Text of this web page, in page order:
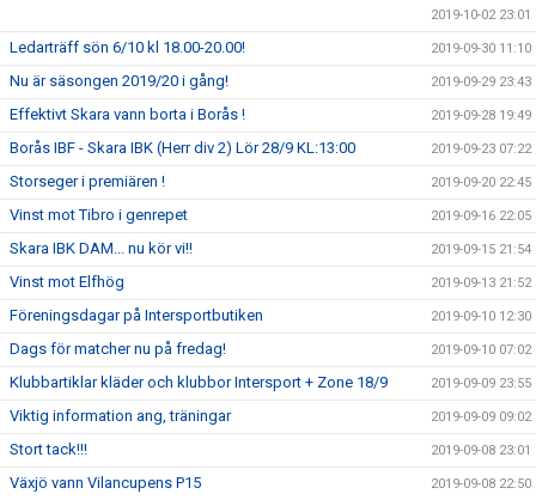
2019-10-02 23:01
Ledarträff sön 6/10 kl 18.00-20.00! 2019-09-30 11:10
Nu är säsongen 2019/20 i gång! 2019-09-29 23:43
Effektivt Skara vann borta i Borås ! 2019-09-28 19:49
Borås IBF - Skara IBK (Herr div 2) Lör 28/9 KL:13:00 2019-09-23 07:22
Storseger i premiären ! 2019-09-20 22:45
Vinst mot Tibro i genrepet 2019-09-16 22:05
Skara IBK DAM... nu kör vi!! 2019-09-15 21:54
Vinst mot Elfhög 2019-09-13 21:52
Föreningsdagar på Intersportbutiken 2019-09-10 12:30
Dags för matcher nu på fredag! 2019-09-10 07:02
Klubbartiklar kläder och klubbor Intersport + Zone 18/9 2019-09-09 23:55
Viktig information ang, träningar 2019-09-09 09:02
Stort tack!!! 2019-09-08 23:01
Växjö vann Vilancupens P15 2019-09-08 22:50